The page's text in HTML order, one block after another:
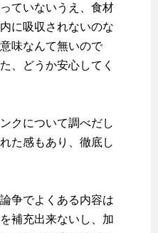
ていないうえ、食材
に吸収されないのな
味なんて無いので
、どうか安心してく
クについて調べだし
た感もあり、徹底し
争でよくある内容は
補充出来ないし、加